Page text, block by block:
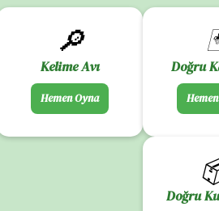
🔎
Kelime Avı
Hemen Oyna
Doğru
Doğru